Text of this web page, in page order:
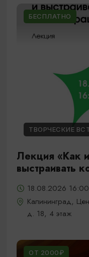
БЕСПЛАТНО
ТВОРЧЕСКИЕ
Лекция «Как
выстраивать
18.08.2026 16:00
Калининград,
д. 18, 4 этаж
ОТ 2000₽